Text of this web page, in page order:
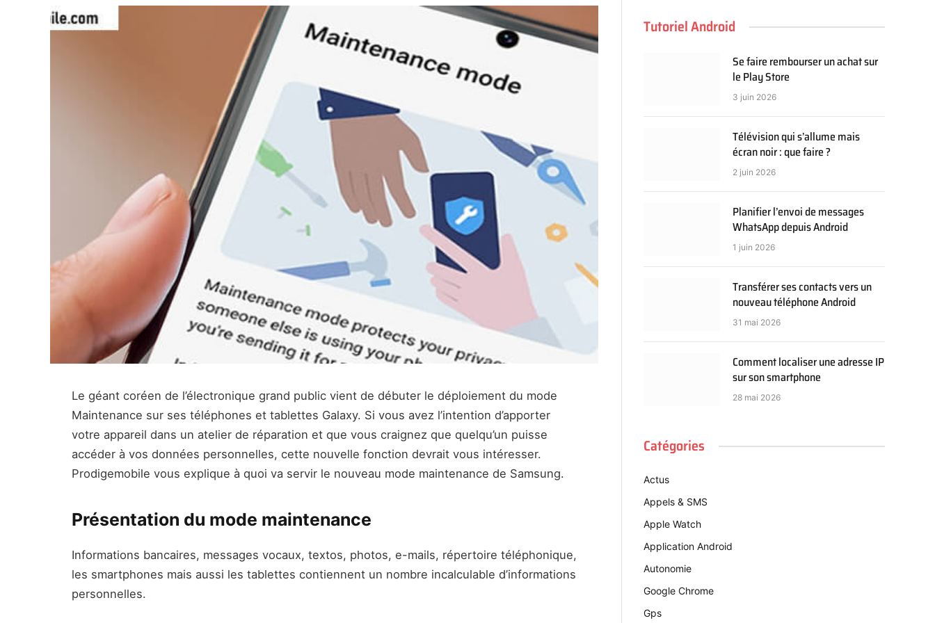
Le géant coréen de l’électronique grand public vient de débuter le déploiement du mode
Maintenance sur ses téléphones et tablettes Galaxy. Si vous avez l’intention d’apporter
votre appareil dans un atelier de réparation et que vous craignez que quelqu’un puisse
accéder à vos données personnelles, cette nouvelle fonction devrait vous intéresser.
Prodigemobile vous explique à quoi va servir le nouveau mode maintenance de Samsung.
Présentation du mode maintenance
Informations bancaires, messages vocaux, textos, photos, e-mails, répertoire téléphonique,
les smartphones mais aussi les tablettes contiennent un nombre incalculable d’informations
personnelles.
Tutoriel Android
Se faire rembourser un achat sur
le Play Store
3 juin 2026
Télévision qui s’allume mais
écran noir : que faire ?
2 juin 2026
Planifier l’envoi de messages
WhatsApp depuis Android
1 juin 2026
Transférer ses contacts vers un
nouveau téléphone Android
31 mai 2026
Comment localiser une adresse IP
sur son smartphone
28 mai 2026
Catégories
Actus
Appels & SMS
Apple Watch
Application Android
Autonomie
Google Chrome
Gps